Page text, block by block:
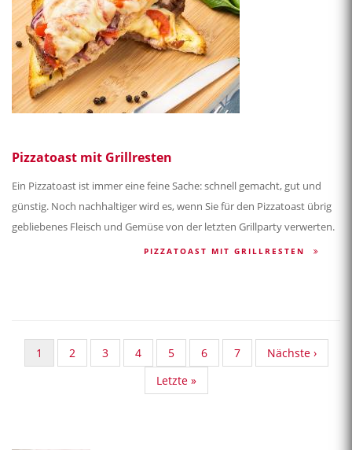
Pizzatoast mit Grillresten
Ein Pizzatoast ist immer eine feine Sache: schnell gemacht, gut und
günstig. Noch nachhaltiger wird es, wenn Sie für den Pizzatoast übrig
gebliebenes Fleisch und Gemüse von der letzten Grillparty verwerten.
PIZZATOAST MIT GRILLRESTEN
Aktuelle
Seite
1
Standard
Taxonomy
2
Standard
Taxonomy
3
Standard
Taxonomy
Seite
4
Standard
Taxonomy
Seite
5
Standard
Taxonomy
6
Standard
Taxonomy
7
Nächste
Seite
Nächste ›
Last
page
Letzte »